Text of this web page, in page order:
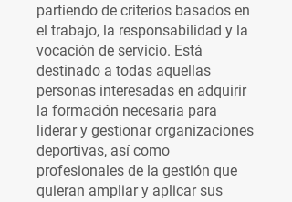
partiendo de criterios basados en
el trabajo, la responsabilidad y la
vocación de servicio. Está
destinado a todas aquellas
personas interesadas en adquirir
la formación necesaria para
liderar y gestionar organizaciones
deportivas, así como
profesionales de la gestión que
quieran ampliar y aplicar sus